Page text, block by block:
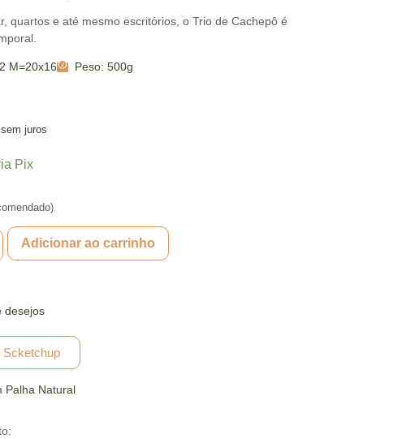
quartos e até mesmo escritórios, o Trio de Cachepô é
M=20x16 Peso: 500g
sem juros
Pix
Adicionar ao carrinho
desejos
Scketchup
Palha Natural